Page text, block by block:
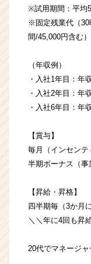
※試用期間：平均
※固定残業代（30
間/45,000円含む）
（年収例）
・入社1年目：年
・入社2年目：年
・入社6年目：年
【賞与】
毎月（インセンテ
半期ボーナス（事
【昇給・昇格】
四半期毎（3か月
＼＼年に4回も昇
20代でマネージャ